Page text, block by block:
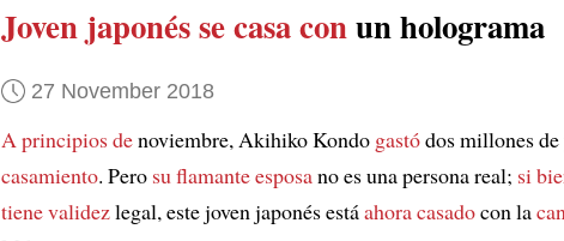
Joven japonésse casa conun holograma
27 November 2018
A principios denoviembre, Akihiko Kondo gastódos millones de
casamiento. Pero su flamante esposano es una persona real; si
tiene validezlegal, este joven japonés estáahora casadocon la